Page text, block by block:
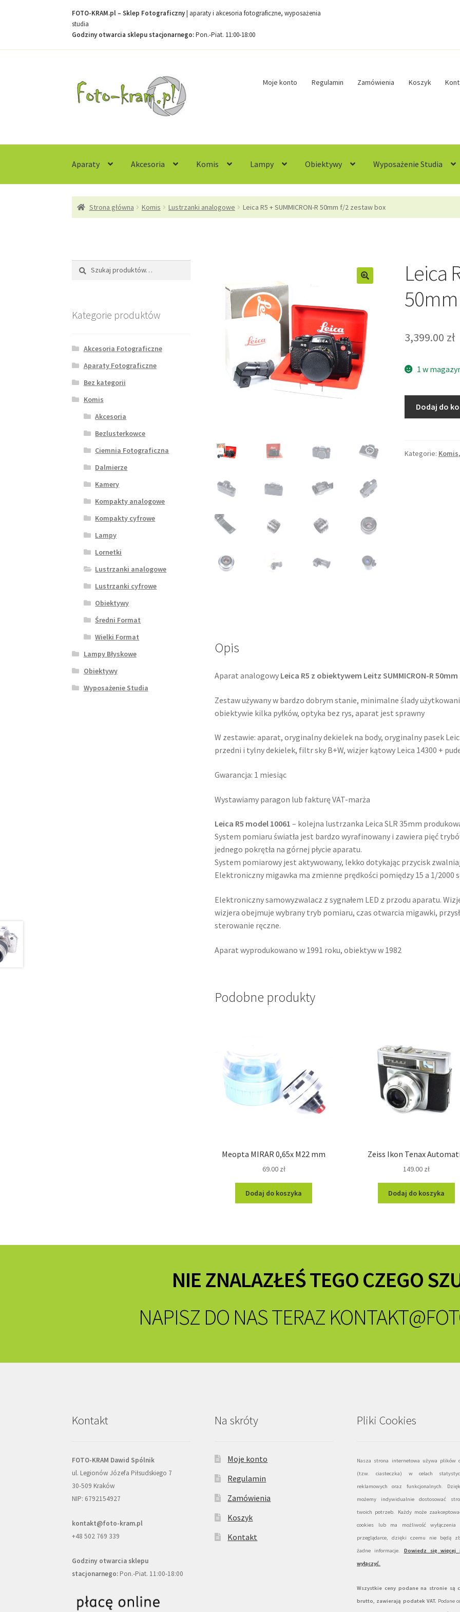
FOTO-KRAM.pl – Sklep Fotograficzny| aparaty i akcesoria fotograficzne, wyposażenia
studia
Godziny otwarcia sklepu stacjonarnego:Pon.-Piat. 11:00-18:00
do
nawigacji
do
treści
Moje konto Regulamin Zamówienia Koszyk
Aparaty Akcesoria Komis Lampy Obiektywy Wyposażenie Studia
Strona głównaKontaktKoszykMoje kontoRegulaminSample PageSklepZamówienia
Strona główna Komis Lustrzanki analogowe Leica R5 + SUMMICRON-R 50mm f/2 zestaw box
Leica
3,399.00 zł
1 w
SUMMICRON-
Dodaj do
Kategorie: Komis
Opis
Aparat analogowy Leica R5 z obiektywem Leitz SUMMICRON-R
Zestaw używany w bardzo dobrym stanie, minimalne ślady
obiektywie kilka pyłków, optyka bez rys, aparat jest sprawny
W zestawie: aparat, oryginalny dekielek na body, oryginalny pasek
przedni i tylny dekielek, filtr sky B+W, wizjer kątowy Leica 14300 +
Gwarancja: 1 miesiąc
Wystawiamy paragon lub fakturę VAT-marża
Leica R5 model 10061 – kolejna lustrzanka Leica SLR 35mm
System pomiaru światła jest bardzo wyrafinowany i zawiera pięć
jednego pokrętła na górnej płycie aparatu.
System pomiarowy jest aktywowany, lekko dotykając przycisk
Elektroniczny migawka ma zmienne prędkości pomiędzy 15 a 1/2000
Elektroniczny samowyzwalacz z sygnałem LED z przodu aparatu.
wizjera obejmuje wybrany tryb pomiaru, czas otwarcia migawki,
sterowanie ręczne.
Aparat wyprodukowano w 1991 roku, obiektyw w 1982
Podobne produkty
Meopta MIRAR 0,65x M22 mm
69.00 zł
Dodaj do koszyka
Zeiss Ikon Tenax
149.00 zł
Dodaj do koszyka
Szukaj:
Szukaj
Kategorie produktów
Akcesoria Fotograficzne
Aparaty Fotograficzne
Bez kategorii
Komis
Akcesoria
Bezlusterkowce
Ciemnia Fotograficzna
Dalmierze
Kamery
Kompakty analogowe
Kompakty cyfrowe
Lampy
Lornetki
Lustrzanki analogowe
Lustrzanki cyfrowe
Obiektywy
Średni Format
Wielki Format
Lampy Błyskowe
Obiektywy
Wyposażenie Studia
NIE ZNALAZŁEŚ TEGO CZEGO
NAPISZ DO NAS TERAZ
Kontakt
FOTO-KRAM Dawid Spólnik
ul. Legionów Józefa Piłsudskiego 7
30-509 Kraków
NIP: 6792154927
kontakt@foto-kram.pl
+48 502 769 339
Godziny otwarcia sklepu
stacjonarnego: Pon.-Piat. 11:00-18:00
Na skróty
Moje konto
Regulamin
Zamówienia
Koszyk
Kontakt
Pliki Cookies
Nasza strona internetowa używa plików
(tzw. ciasteczka) w celach
reklamowych oraz funkcjonalnych.
możemy indywidualnie dostosować
twoich potrzeb. Każdy może
cookies lub ma możliwość
przeglądarce, dzięki czemu nie będą
żadne informacje. Dowiedz się więcej
wyłączyć.
Wszystkie ceny podane na stronie są
brutto, zawierają podatek VAT. Podane